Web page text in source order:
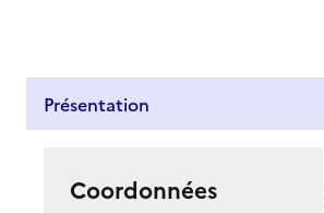
Présentation
Coordonnées